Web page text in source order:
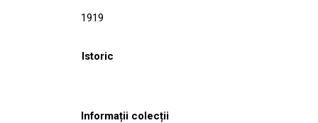
1919
Istoric
Informații colecții